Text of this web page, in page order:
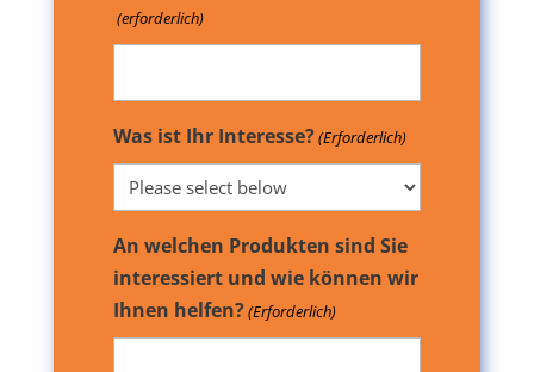
(erforderlich)
Was ist Ihr Interesse?(Erforderlich)
An welchen Produkten sind Sie
interessiert und wie können wir
Ihnen helfen?(Erforderlich)